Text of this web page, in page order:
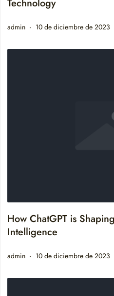
Technology
admin 10 de diciembre de 2023
How ChatGPT is
Intelligence
admin 10 de diciembre de 2023